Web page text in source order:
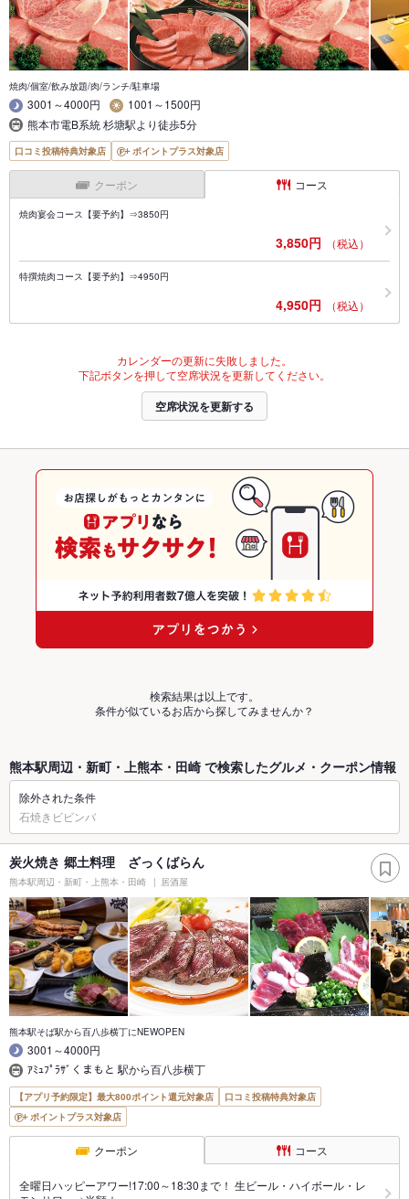
焼肉/個室/飲み放題/肉/ランチ/駐車場
3001～4000円
1001～1500円
熊本市電B系統 杉塘駅より徒歩5分
口コミ投稿特典対象店 ポイントプラス対象店
クーポン コース
焼肉宴会コース【要予約】⇒3850円
3,850円 （税込）
特撰焼肉コース【要予約】⇒4950円
4,950円 （税込）
カレンダーの更新に失敗しました。
下記ボタンを押して空席状況を更新してください。
空席状況を更新する
検索結果は以上です。
条件が似ているお店から探してみませんか？
熊本駅周辺・新町・上熊本・田崎 で検索したグルメ・クーポン情報
除外された条件
石焼きビビンバ
炭火焼き 郷土料理 ざっくばらん
熊本駅周辺・新町・上熊本・田崎 居酒屋
熊本駅そば駅から百八歩横丁にNEWOPEN
3001～4000円
ｱﾐｭﾌﾟﾗｻﾞくまもと 駅から百八歩横丁
【アプリ予約限定】最大800ポイント還元対象店
口コミ投稿特典対象店
ポイントプラス対象店
クーポン コース
全曜日ハッピーアワー!17:00～18:30まで！ 生ビール・ハイボール・レ